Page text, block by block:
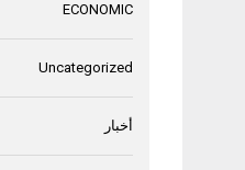
ECONOMIC
Uncategorized
أخبار